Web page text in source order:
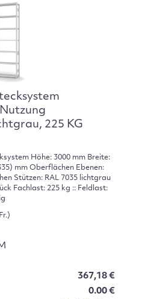
225 KG
Höhe: 3000 mm Breite:
mm Oberflächen Ebenen:
Stützen: RAL 7035 lichtgrau
Fachlast: 225 kg :: Feldlast:
367,18 €
0.00 €